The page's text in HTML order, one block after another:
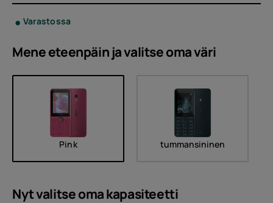
Varastossa
Mene eteenpäin ja valitse omaväri
Pink tummansininen
Nyt valitse omakapasiteetti